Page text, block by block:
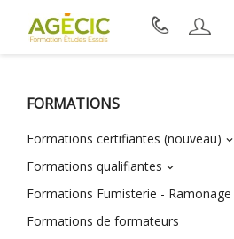
FORMATIONS
Formations certifiantes (nouveau) 
Formations qualifiantes 
Formations Fumisterie - Ramonage
Formations de formateurs